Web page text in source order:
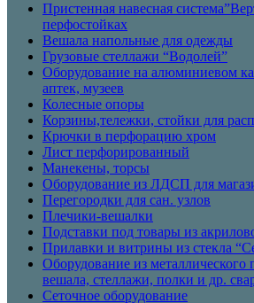
Пристенная навесная
перфостойках
Вешала напольные для одежды
Грузовые стеллажи “Водолей”
Оборудование на алюминиевом
аптек, музеев
Колесные опоры
Корзины,тележки, стойки для
Крючки в перфорацию хром
Лист перфорированный
Манекены, торсы
Оборудование из ЛДСП для
Перегородки для сан. узлов
Плечики-вешалки
Подставки под товары из
Прилавки и витрины из стекла
Оборудование из
вешала, стеллажи, полки и др.
Сеточное оборудование